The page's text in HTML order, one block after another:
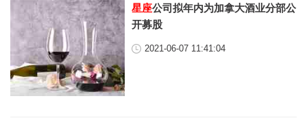
星座公司拟年内为加拿大酒业分部公
开募股
2021-06-07 11:41:04